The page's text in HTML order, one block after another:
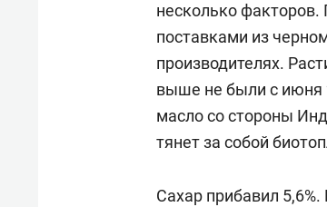
несколько факторов.
поставками из
производителях.
выше не были с июня
масло со стороны
тянет за собой
Сахар прибавил